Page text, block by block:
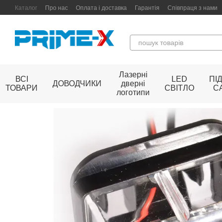
Перейти до основного контенту
Каталог Про нас Оплата і доставка Гарантія Співпраця з нами
ВСІ
ТОВАРИ
ДОВОДЧИКИ
Лазерні
дверні
логотипи
LED
СВІТЛО